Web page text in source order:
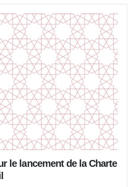
le lancement de la Charte